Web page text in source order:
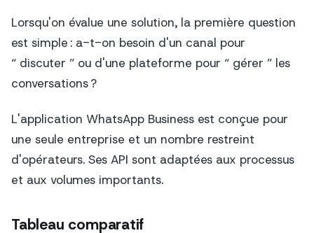
Lorsqu'on évalue une solution, la première question
est simple : a-t-on besoin d'un canal pour
“ discuter ” ou d'une plateforme pour “ gérer ” les
conversations ?
L'application WhatsApp Business est conçue pour
une seule entreprise et un nombre restreint
d'opérateurs. Ses API sont adaptées aux processus
et aux volumes importants.
Tableau comparatif